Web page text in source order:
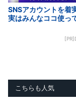
SNSアカウントを着
実はみんなココ使っ
こちらも人気